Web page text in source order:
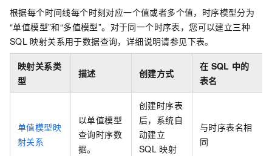
根据每个时间线每个时刻对应一个值或者多个值，时序模型分为
“单值模型”和“多值模型”。对于同一个时序表，您可以建立三种
SQL 映射关系用于数据查询，详细说明请参见下表。
映射关系类
型
描述 创建方式
在 SQL 中的
表名
单值模型映
射关系
以单值模型
查询时序数
据。
创建时序表
后，系统自
动建立
SQL 映射
与时序表名相
同